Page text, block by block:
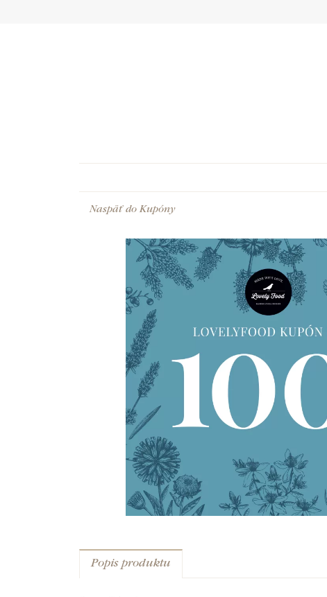
Naspäť do Kupóny
Popis produktu